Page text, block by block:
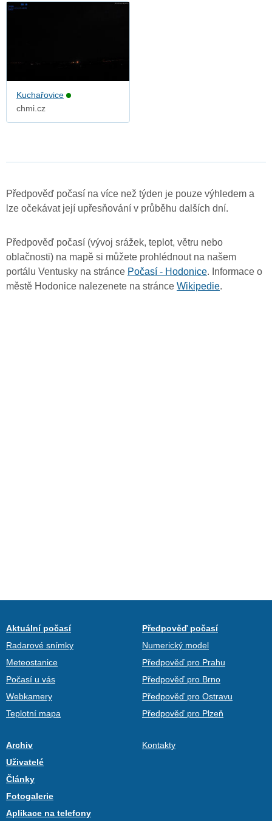
Kuchařovice
chmi.cz
Předpověď počasí na více než týden je pouze výhledem a
lze očekávat její upřesňování v průběhu dalších dní.
Předpověď počasí (vývoj srážek, teplot, větru nebo
oblačnosti) na mapě si můžete prohlédnout na našem
portálu Ventusky na stránce Počasí - Hodonice. Informace o
městě Hodonice nalezenete na stránce Wikipedie.
Aktuální počasí
Radarové snímky
Meteostanice
Počasí u vás
Webkamery
Teplotní mapa
Předpověď počasí
Numerický model
Předpověď pro Prahu
Předpověď pro Brno
Předpověď pro Ostravu
Předpověď pro Plzeň
Archiv
Uživatelé
Články
Fotogalerie
Aplikace na telefony
Kontakty